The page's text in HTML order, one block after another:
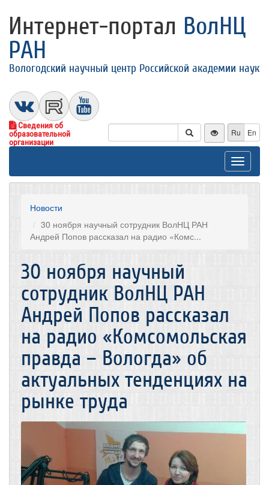
Интернет-портал ВолНЦ
РАН
Вологодский научный центр Российской академии наук
Сведения об
образовательной
организации
Ru En
Toggle
Новости
30 ноября научный сотрудник ВолНЦ РАН
Андрей Попов рассказал на радио «Комс...
30 ноября научный
сотрудник ВолНЦ РАН
Андрей Попов рассказал
на радио «Комсомольская
правда – Вологда» об
актуальных тенденциях на
рынке труда